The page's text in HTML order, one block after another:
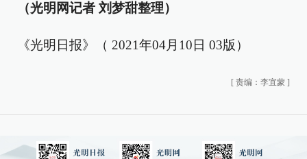
（光明网记者 刘梦甜整理）
《光明日报》（ 2021年04月10日 03版）
[ 责编：李宜蒙 ]